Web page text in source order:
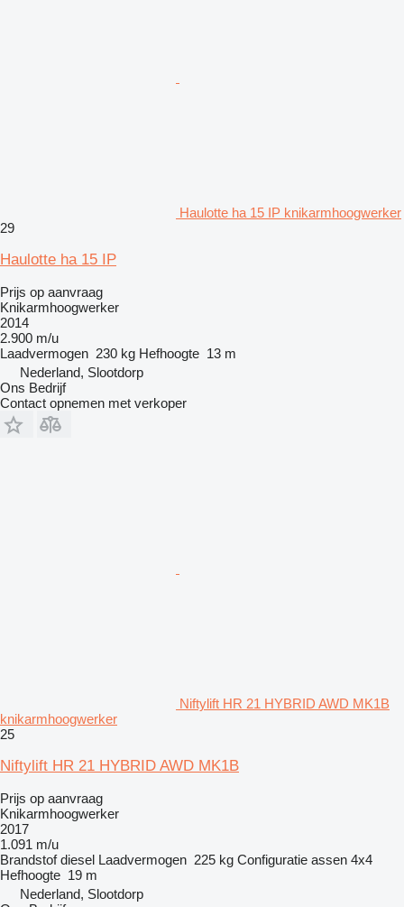
Haulotte ha 15 IP knikarmhoogwerker
29
Haulotte ha 15 IP
Prijs op aanvraag
Knikarmhoogwerker
2014
2.900 m/u
Laadvermogen 230 kg Hefhoogte 13 m
Nederland, Slootdorp
Ons Bedrijf
Contact opnemen met verkoper
Niftylift HR 21 HYBRID AWD MK1B
knikarmhoogwerker
25
Niftylift HR 21 HYBRID AWD MK1B
Prijs op aanvraag
Knikarmhoogwerker
2017
1.091 m/u
Brandstof diesel Laadvermogen 225 kg Configuratie assen 4x4
Hefhoogte 19 m
Nederland, Slootdorp